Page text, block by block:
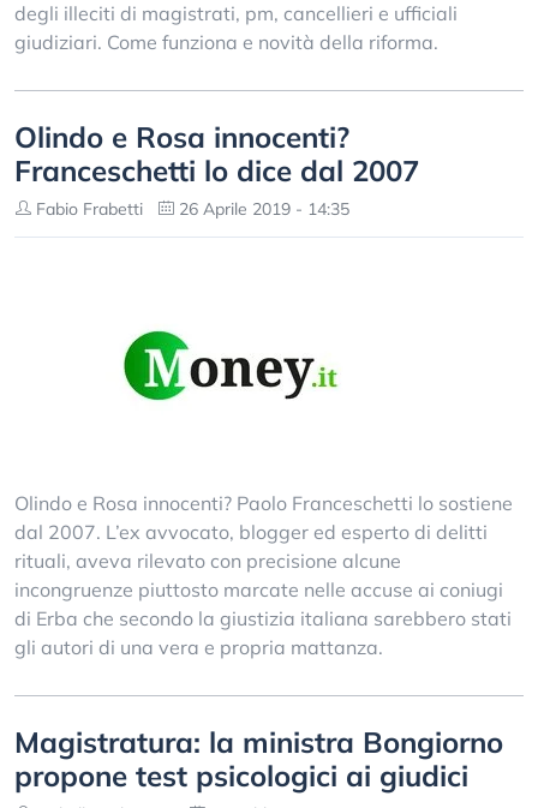
degli illeciti di magistrati, pm, cancellieri e ufficiali
giudiziari. Come funziona e novità della riforma.
Olindo e Rosa innocenti?
Franceschetti lo dice dal 2007
Fabio Frabetti 26 Aprile 2019 - 14:35
Olindo e Rosa innocenti? Paolo Franceschetti lo sostiene
dal 2007. L’ex avvocato, blogger ed esperto di delitti
rituali, aveva rilevato con precisione alcune
incongruenze piuttosto marcate nelle accuse ai coniugi
di Erba che secondo la giustizia italiana sarebbero stati
gli autori di una vera e propria mattanza.
Magistratura: la ministra Bongiorno
propone test psicologici ai giudici